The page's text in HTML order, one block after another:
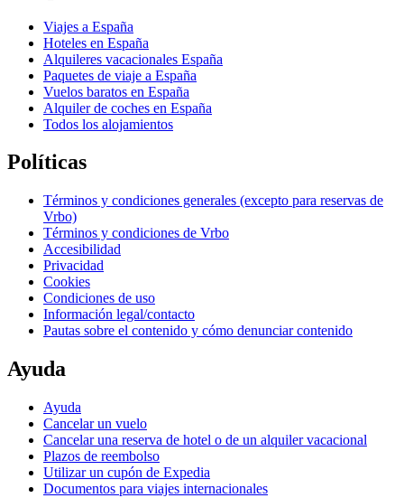
Viajes a España
Hoteles en España
Alquileres vacacionales España
Paquetes de viaje a España
Vuelos baratos en España
Alquiler de coches en España
Todos los alojamientos
Políticas
Términos y condiciones generales (excepto para reservas de
Vrbo)
Términos y condiciones de Vrbo
Accesibilidad
Privacidad
Cookies
Condiciones de uso
Información legal/contacto
Pautas sobre el contenido y cómo denunciar contenido
Ayuda
Ayuda
Cancelar un vuelo
Cancelar una reserva de hotel o de un alquiler vacacional
Plazos de reembolso
Utilizar un cupón de Expedia
Documentos para viajes internacionales